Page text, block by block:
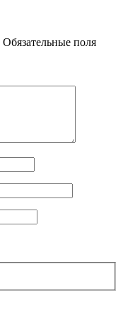
Обязательные поля